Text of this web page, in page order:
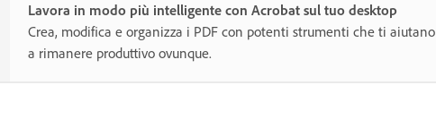
Lavora in modo più intelligente con Acrobat sul tuo desktop
Crea, modifica e organizza i PDF con potenti strumenti che ti aiutano
a rimanere produttivo ovunque.